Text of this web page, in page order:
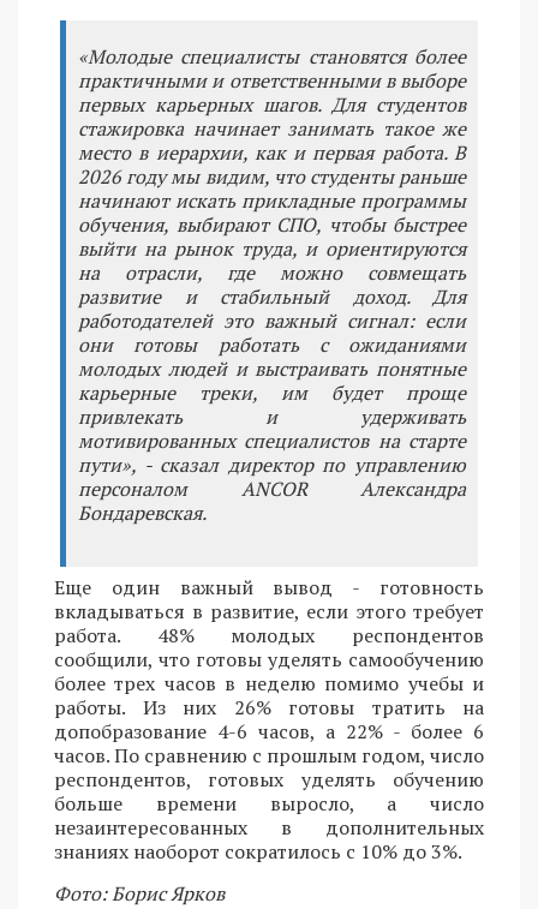
«Молодые специалисты становятся более
практичными и ответственными в выборе
первых карьерных шагов. Для студентов
стажировка начинает занимать такое же
место в иерархии, как и первая работа. В
2026 году мы видим, что студенты раньше
начинают искать прикладные программы
обучения, выбирают СПО, чтобы быстрее
выйти на рынок труда, и ориентируются
на отрасли, где можно совмещать
развитие и стабильный доход. Для
работодателей это важный сигнал: если
они готовы работать с ожиданиями
молодых людей и выстраивать понятные
карьерные треки, им будет проще
привлекать и удерживать
мотивированных специалистов на старте
пути», - сказал директор по управлению
персоналом ANCOR Александра
Бондаревская.
Еще один важный вывод - готовность
вкладываться в развитие, если этого требует
работа. 48% молодых респондентов
сообщили, что готовы уделять самообучению
более трех часов в неделю помимо учебы и
работы. Из них 26% готовы тратить на
допобразование 4-6 часов, а 22% - более 6
часов. По сравнению с прошлым годом, число
респондентов, готовых уделять обучению
больше времени выросло, а число
незаинтересованных в дополнительных
знаниях наоборот сократилось с 10% до 3%.
Фото: Борис Ярков